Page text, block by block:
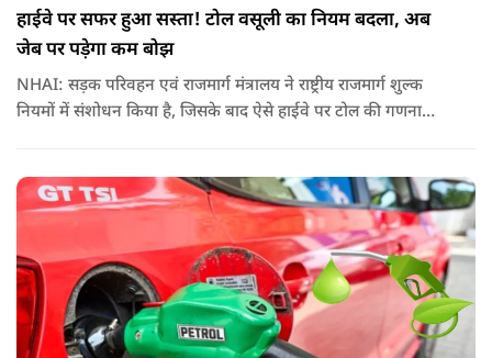
हाईवे पर सफर हुआ सस्ता! टोल वसूली का नियम बदला, अब
जेब पर पड़ेगा कम बोझ
NHAI: सड़क परिवहन एवं राजमार्ग मंत्रालय ने राष्ट्रीय राजमार्ग शुल्क
नियमों में संशोधन किया है, जिसके बाद ऐसे हाईवे पर टोल की गणना